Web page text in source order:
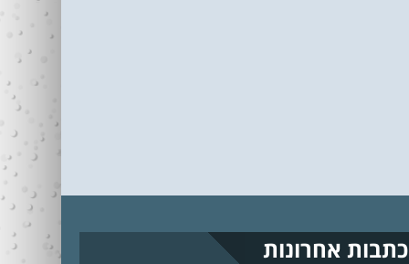
כתבות אחרונות